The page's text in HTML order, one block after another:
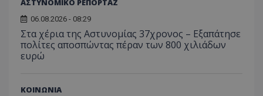
ΑΣΤΥΝΟΜΙΚΟ ΡΕΠΟΡΤΑΖ
06.08.2026 - 08:29
Στα χέρια της Αστυνομίας 37χρονος – Εξαπάτησε
πολίτες αποσπώντας πέραν των 800 χιλιάδων
ευρώ
ΚΟΙΝΩΝΙΑ